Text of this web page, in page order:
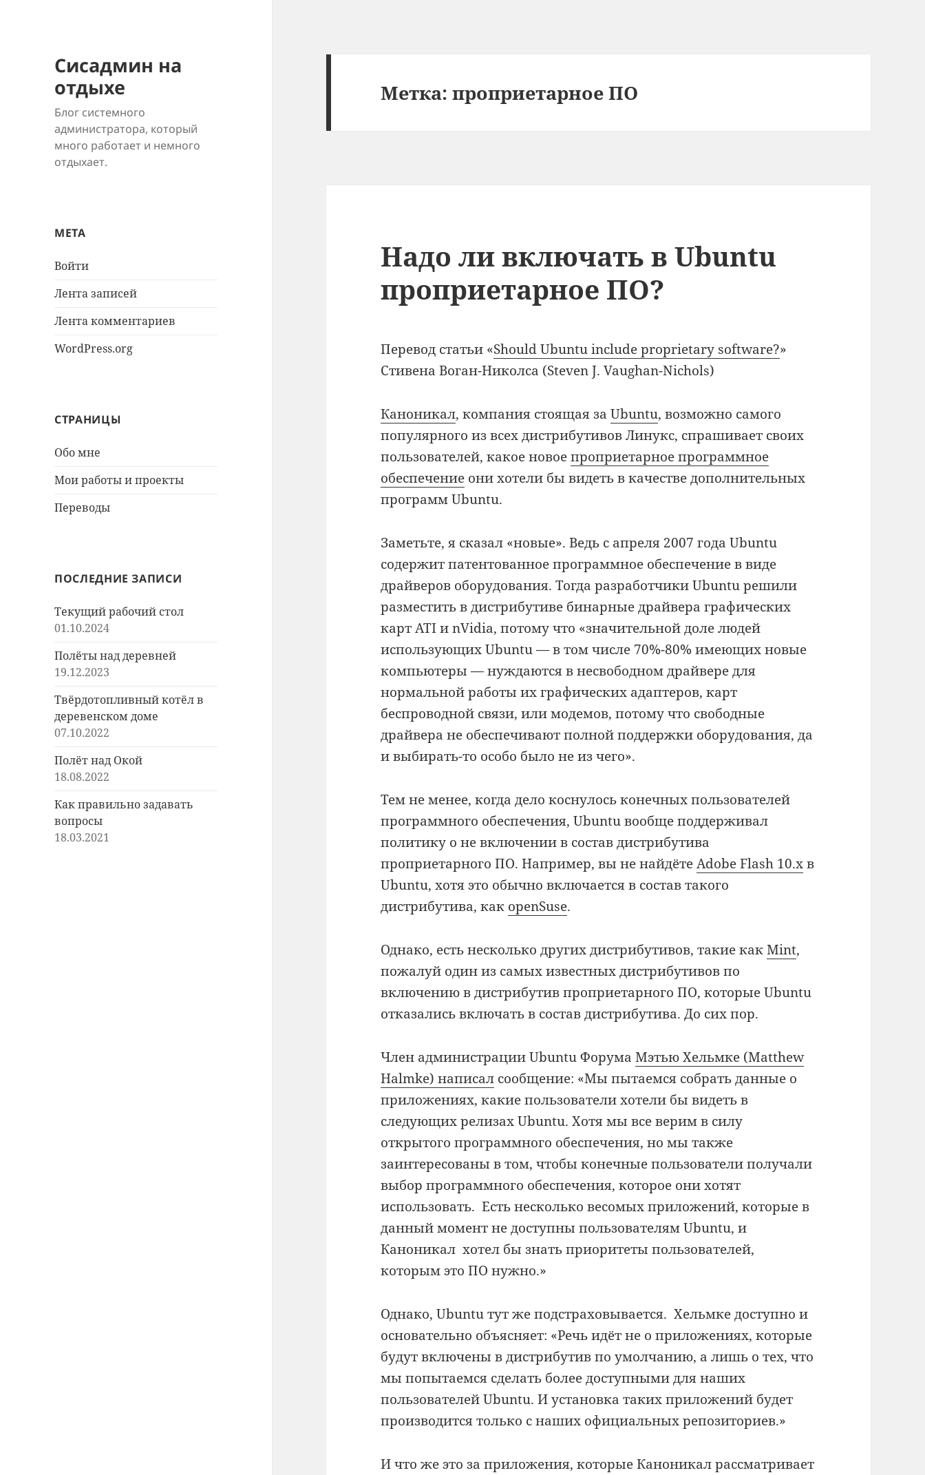
Сисадмин на
отдыхе
Блог системного
администратора, который
много работает и немного
отдыхает.
МЕТА
Войти
Лента записей
Лента комментариев
WordPress.org
СТРАНИЦЫ
Обо мне
Мои работы и проекты
Переводы
ПОСЛЕДНИЕ ЗАПИСИ
Текущий рабочий стол
01.10.2024
Полёты над деревней
19.12.2023
Твёрдотопливный котёл в
деревенском доме
07.10.2022
Полёт над Окой
18.08.2022
Как правильно задавать
вопросы
18.03.2021
Метка:проприетарное ПО
Надо ли включать в Ubuntu
проприетарное ПО?
Перевод статьи «Should Ubuntu include proprietary software?»
Стивена Воган-Николса (Steven J. Vaughan-Nichols)
Каноникал, компания стоящая заUbuntu, возможно самого
популярного из всех дистрибутивов Линукс, спрашивает своих
пользователей, какое новоепроприетарное программное
обеспечение они хотели бы видеть в качестве дополнительных
программ Ubuntu.
Заметьте, я сказал «новые». Ведь с апреля 2007 года Ubuntu
содержит патентованное программное обеспечение в виде
драйверов оборудования. Тогда разработчики Ubuntu решили
разместить в дистрибутиве бинарные драйвера графических
карт ATI и nVidia, потому что «значительной доле людей
использующих Ubuntu — в том числе 70%-80% имеющих новые
компьютеры — нуждаются в несвободном драйвере для
нормальной работы их графических адаптеров, карт
беспроводной связи, или модемов, потому что свободные
драйвера не обеспечивают полной поддержки оборудования, да
и выбирать-то особо было не из чего».
Тем не менее, когда дело коснулось конечных пользователей
программного обеспечения, Ubuntu вообще поддерживал
политику о не включении в состав дистрибутива
проприетарного ПО. Например, вы не найдётеAdobe Flash 10.xв
Ubuntu, хотя это обычно включается в состав такого
дистрибутива, как openSuse.
Однако, есть несколько других дистрибутивов, такие какMint,
пожалуй один из самых известных дистрибутивов по
включению в дистрибутив проприетарного ПО, которые Ubuntu
отказались включать в состав дистрибутива. До сих пор.
Член администрации Ubuntu ФорумаМэтью Хельмке (Matthew
Halmke) написал сообщение: «Мы пытаемся собрать данные о
приложениях, какие пользователи хотели бы видеть в
следующих релизах Ubuntu. Хотя мы все верим в силу
открытого программного обеспечения, но мы также
заинтересованы в том, чтобы конечные пользователи получали
выбор программного обеспечения, которое они хотят
использовать. Есть несколько весомых приложений, которые в
данный момент не доступны пользователям Ubuntu, и
Каноникал хотел бы знать приоритеты пользователей,
которым это ПО нужно.»
Однако, Ubuntu тут же подстраховывается. Хельмке доступно и
основательно объясняет: «Речь идёт не о приложениях, которые
будут включены в дистрибутив по умолчанию, а лишь о тех, что
мы попытаемся сделать более доступными для наших
пользователей Ubuntu. И установка таких приложений будет
производится только с наших официальных репозиториев.»
И что же это за приложения, которые Каноникал рассматривает